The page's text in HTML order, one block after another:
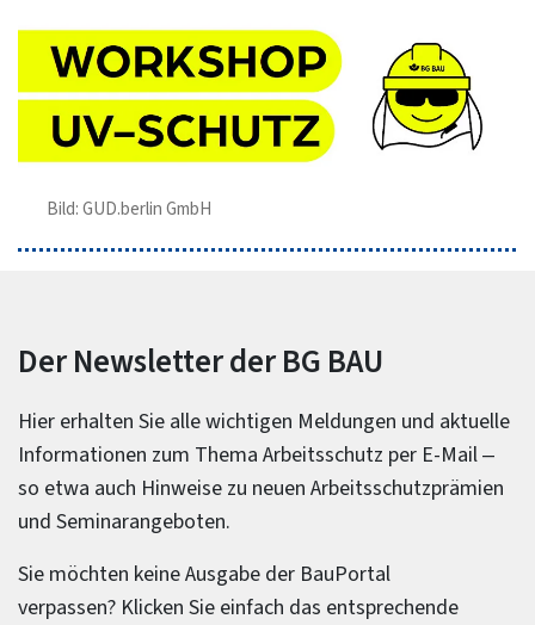
Bild: GUD.berlin GmbH
Der Newsletter der BG BAU
Hier erhalten Sie alle wichtigen Meldungen und aktuelle
Informationen zum Thema Arbeitsschutz per E-Mail –
so etwa auch Hinweise zu neuen Arbeitsschutzprämien
und Seminarangeboten.
Sie möchten keine Ausgabe der BauPortal
verpassen? Klicken Sie einfach das entsprechende